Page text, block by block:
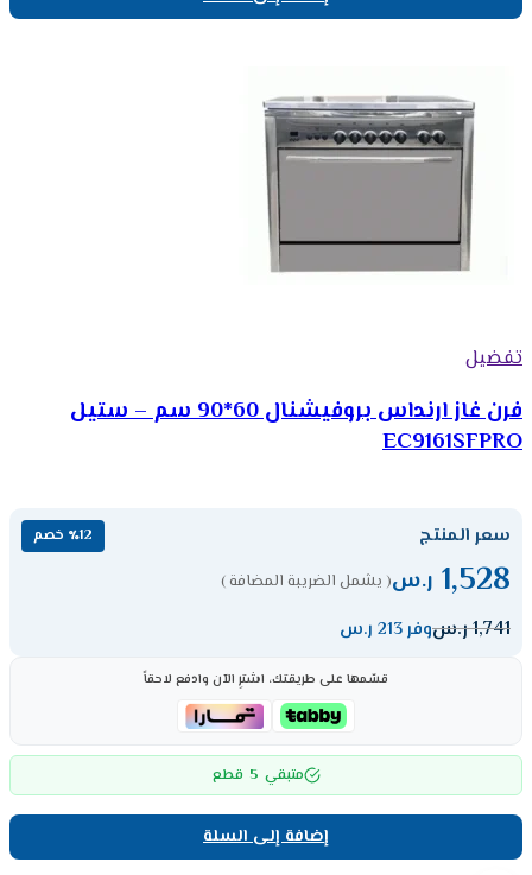
تفضيل
فرن غاز ارنداس بروفيشنال 60*90 سم – ستيل
EC9161SFPRO
سعر المنتج ٪12 خصم
1,528 ر.س( يشمل الضريبة المضافة )
1,741ر.سوفر 213 ر.س
قسّمها على طريقتك، اشترِ الآن وادفع لاحقاً
متبقي 5 قطع
إضافة إلى السلة